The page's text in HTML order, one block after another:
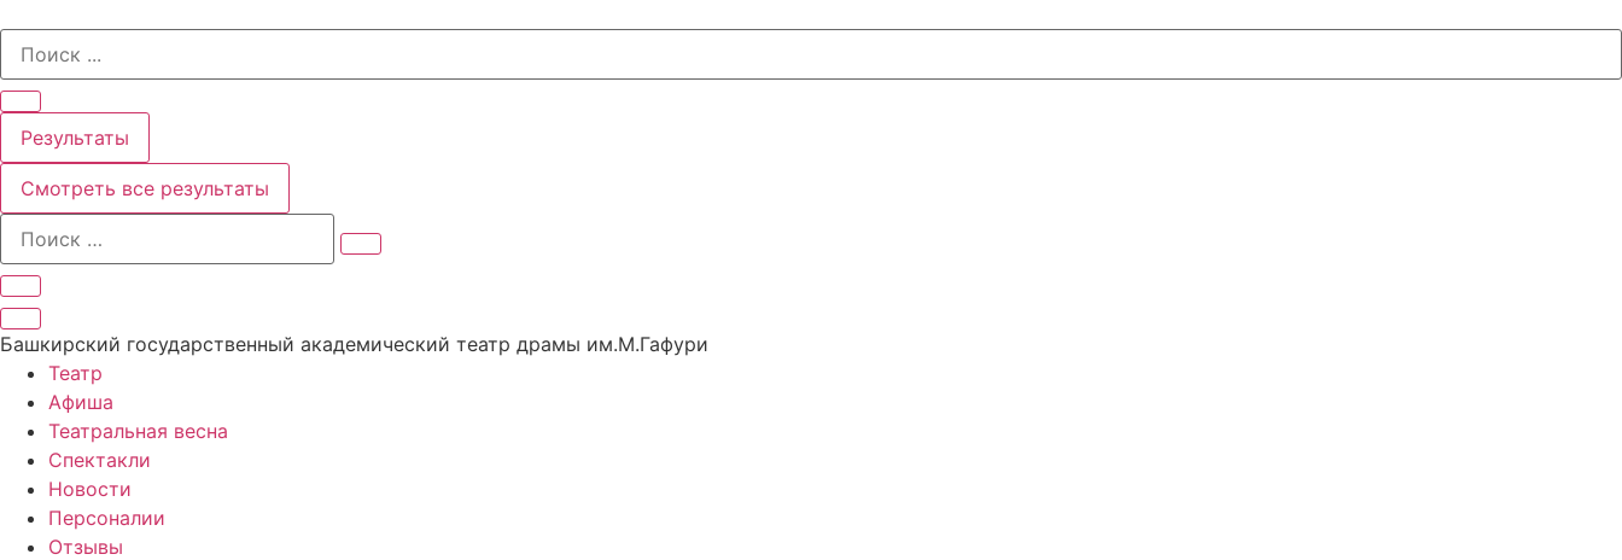
содержимому
Search
Результаты
Смотреть все результаты
Башкирский государственный академический театр драмы им.М.Гафури
Театр
Афиша
Театральная весна
Спектакли
Новости
Персоналии
Отзывы